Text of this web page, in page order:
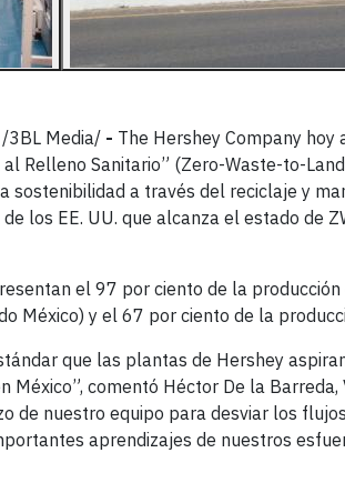
3BL Media/ - The Hershey Company hoy
Relleno Sanitario” (Zero-Waste-to-
a través del reciclaje y
los EE. UU. que alcanza el estado de
el 97 por ciento de la
México) y el 67 por ciento de la
que las plantas de Hershey
comentó Héctor De la
de nuestro equipo para desviar los
aprendizajes de nuestros